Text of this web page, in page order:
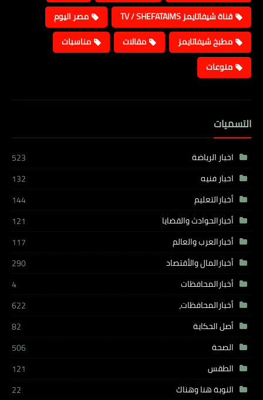
قناة شيفاتايمز TV / SHEFATAIMS
مصر اليوم
مطبخ شيفاتايمز
مقالات
مناسبات
منوعات
التسميات
اخبار الرياضة
523
اخبار فنيه
132
أخبارالتعليم
144
أخبارالحوادث والقضايا
121
أخبارالعرب والعالم
117
أخبارالمال والأقتصاد
290
أخبارالمحافظات
4
أخبارالمحافظات،
622
أصل الحكاية
82
الصحة
506
الطقس
121
النوبة هنا وهناك
22